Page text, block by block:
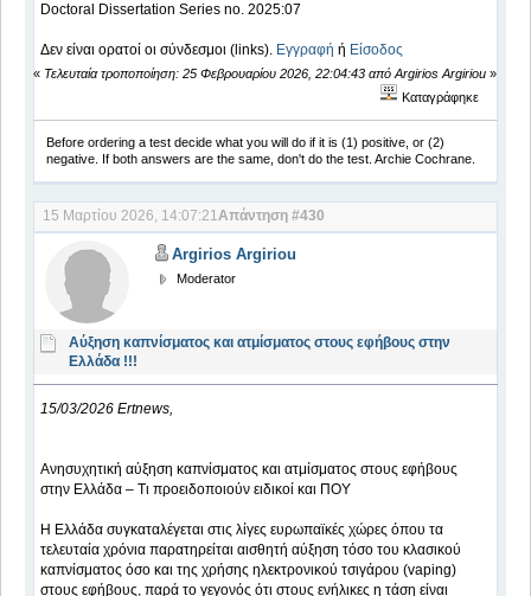
Doctoral Dissertation Series no. 2025:07
Δεν είναι ορατοί οι σύνδεσμοι (links). Εγγραφή ή Είσοδος
« Τελευταία τροποποίηση: 25 Φεβρουαρίου 2026, 22:04:43 από Argirios Argiriou »
Καταγράφηκε
Before ordering a test decide what you will do if it is (1) positive, or (2)
negative. If both answers are the same, don't do the test. Archie Cochrane.
15 Μαρτίου 2026, 14:07:21 Απάντηση #430
Argirios Argiriou
Moderator
Αύξηση καπνίσματος και ατμίσματος στους εφήβους στην
Ελλάδα !!!
15/03/2026 Ertnews,
Ανησυχητική αύξηση καπνίσματος και ατμίσματος στους εφήβους
στην Ελλάδα – Τι προειδοποιούν ειδικοί και ΠΟΥ
Η Ελλάδα συγκαταλέγεται στις λίγες ευρωπαϊκές χώρες όπου τα
τελευταία χρόνια παρατηρείται αισθητή αύξηση τόσο του κλασικού
καπνίσματος όσο και της χρήσης ηλεκτρονικού τσιγάρου (vaping)
στους εφήβους, παρά το γεγονός ότι στους ενήλικες η τάση είναι